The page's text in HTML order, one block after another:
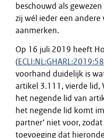
beschouwd als
zij wél ieder een
aanmerken.
Op 16 juli 2019 heeft
(
voorhand duidelijk is
artikel 3.111, vierde lid,
het negende lid van
het negende lid komt
partner’ niet voor,
toevoeging dat